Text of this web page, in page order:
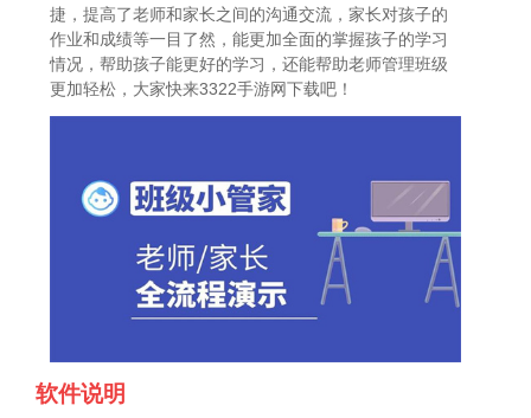
捷，提高了老师和家长之间的沟通交流，家长对孩子的
作业和成绩等一目了然，能更加全面的掌握孩子的学习
情况，帮助孩子能更好的学习，还能帮助老师管理班级
更加轻松，大家快来3322手游网下载吧！
软件说明